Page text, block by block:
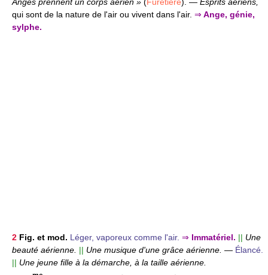
qui sont de la nature de l'air ou vivent dans l'air. ⇒ Ange, génie,
sylphe.
2 Fig. et mod. Léger, vaporeux comme l'air. ⇒ Immatériel. || Une
beauté aérienne. || Une musique d'une grâce aérienne. — Élancé.
|| Une jeune fille à la démarche, à la taille aérienne.